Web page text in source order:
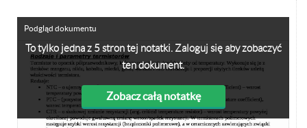
To tylko jedna z 5 stron tej notatki. Zaloguj się aby zobaczyć
ten dokument.
Zobacz całą notatkę
Podgląd dokumentu